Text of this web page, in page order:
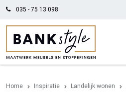
035 - 75 13 098
Home Inspiratie Landelijk wonen